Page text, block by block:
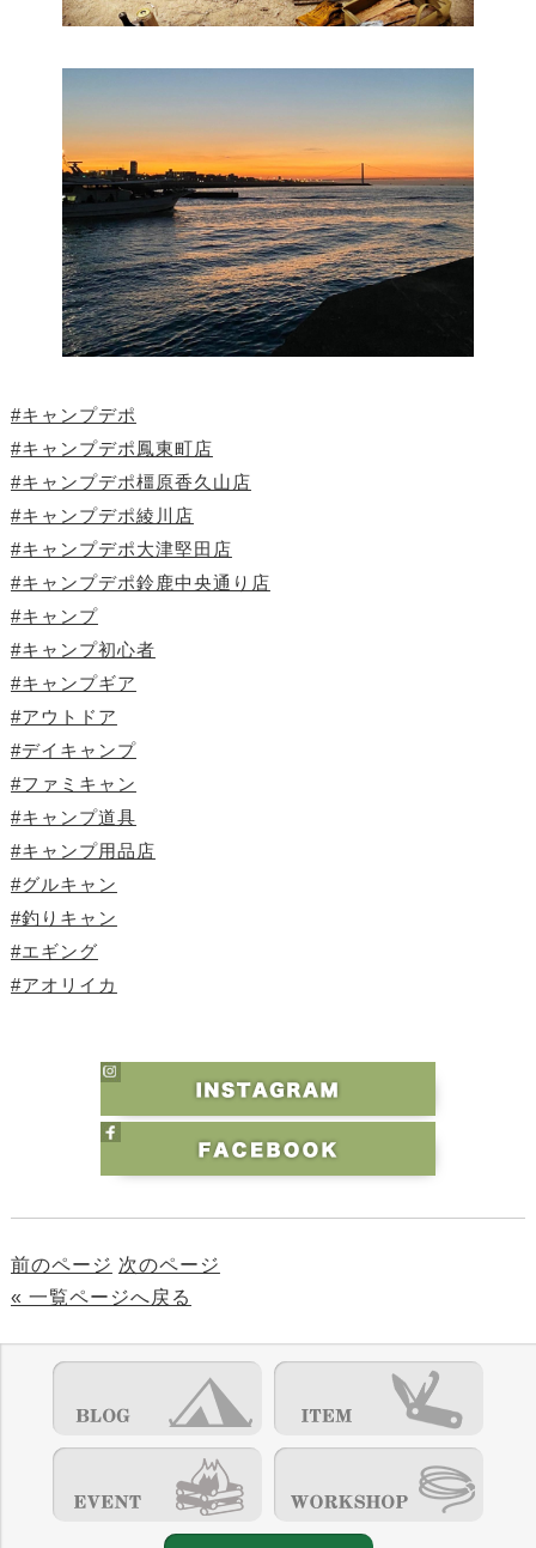
#キャンプデポ
#キャンプデポ鳳東町店
#キャンプデポ橿原香久山店
#キャンプデポ綾川店
#キャンプデポ大津堅田店
#キャンプデポ鈴鹿中央通り店
#キャンプ
#キャンプ初心者
#キャンプギア
#アウトドア
#デイキャンプ
#ファミキャン
#キャンプ道具
#キャンプ用品店
#グルキャン
#釣りキャン
#エギング
#アオリイカ
前のページ 次のページ
« 一覧ページへ戻る